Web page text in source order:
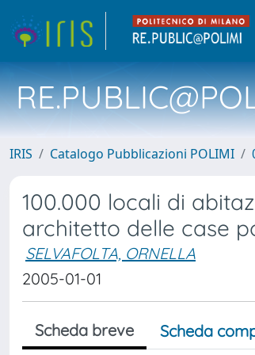
IRIS Catalogo Pubblicazioni POLIMI
100.000 locali di
architetto delle case
SELVAFOLTA, ORNELLA
2005-01-01
Scheda breve Scheda